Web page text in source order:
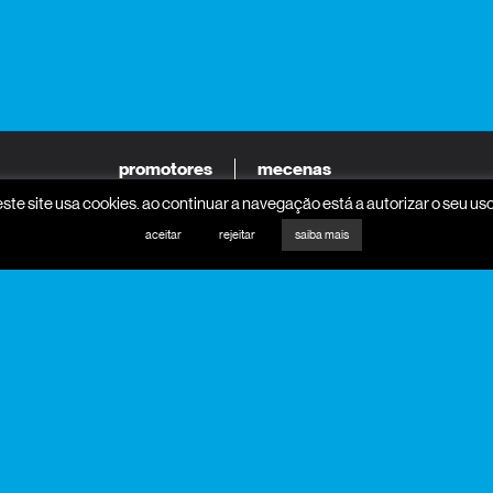
promotores mecenas
site usa cookies. ao continuar a navegação está a autorizar o seu
aceitar rejeitar saiba mais